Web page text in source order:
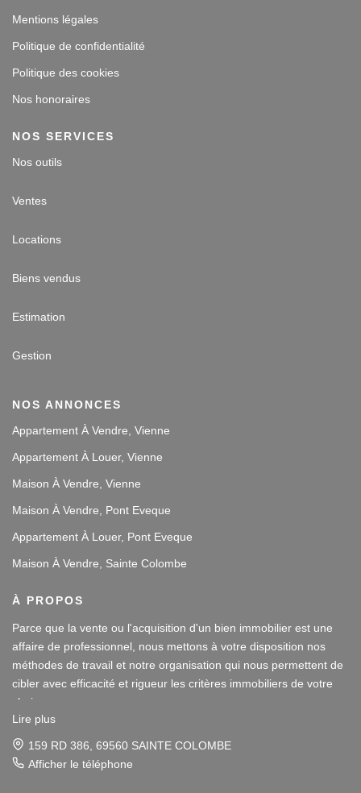
Mentions légales
Politique de confidentialité
Politique des cookies
Nos honoraires
NOS SERVICES
Nos outils
Ventes
Locations
Biens vendus
Estimation
Gestion
NOS ANNONCES
Appartement À Vendre, Vienne
Appartement À Louer, Vienne
Maison À Vendre, Vienne
Maison À Vendre, Pont Eveque
Appartement À Louer, Pont Eveque
Maison À Vendre, Sainte Colombe
À PROPOS
Parce que la vente ou l'acquisition d'un bien immobilier est une
affaire de professionnel, nous mettons à votre disposition nos
méthodes de travail et notre organisation qui nous permettent de
cibler avec efficacité et rigueur les critères immobiliers de votre
choix.
Notre disponibilité et notre écoute au sein de nos agences
immobilières à Vienne et Sainte Colombe les Vienne, au Sud de
Lire plus
159 RD 386, 69560 SAINTE COLOMBE
Afficher le téléphone